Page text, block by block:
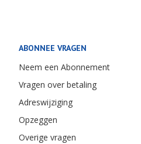
ABONNEE VRAGEN
Neem een Abonnement
Vragen over betaling
Adreswijziging
Opzeggen
Overige vragen